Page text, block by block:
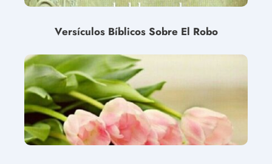
Versículos Bíblicos Sobre El Robo